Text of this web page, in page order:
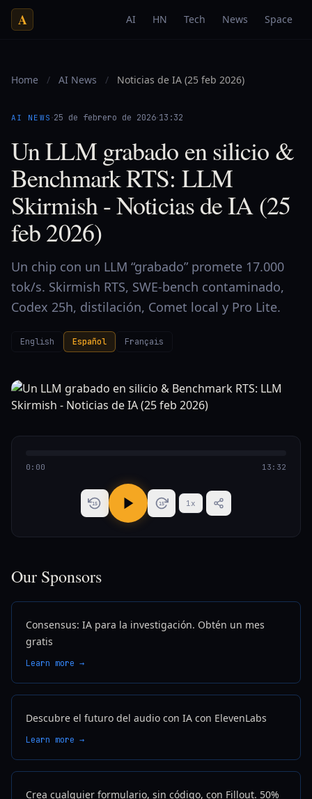
A AI HN Tech News Space
Home / AI News / Noticias de IA (25 feb 2026)
AI NEWS ·25 de febrero de 2026·13:32
Un LLM grabado en silicio &
Benchmark RTS: LLM
Skirmish - Noticias de IA (25
feb 2026)
Un chip con un LLM “grabado” promete 17.000
tok/s. Skirmish RTS, SWE-bench contaminado,
Codex 25h, distilación, Comet local y Pro Lite.
English Español Français
0:00 13:32
15 15 1x
Our Sponsors
Consensus: IA para la investigación. Obtén un mes
gratis
Learn more →
Descubre el futuro del audio con IA con ElevenLabs
Learn more →
Crea cualquier formulario, sin código, con Fillout. 50%